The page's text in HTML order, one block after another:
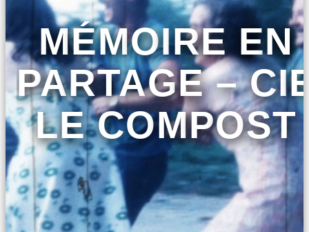
MÉMOIRE EN
PARTAGE –
LE COMPOST